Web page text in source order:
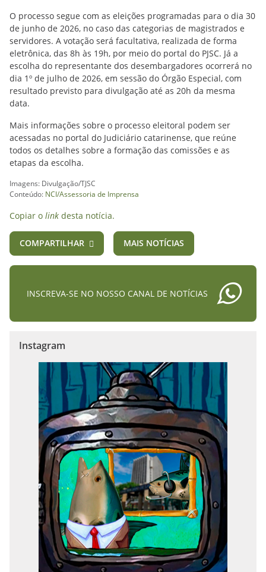
O processo segue com as eleições programadas para o dia 30
de junho de 2026, no caso das categorias de magistrados e
servidores. A votação será facultativa, realizada de forma
eletrônica, das 8h às 19h, por meio do portal do PJSC. Já a
escolha do representante dos desembargadores ocorrerá no
dia 1º de julho de 2026, em sessão do Órgão Especial, com
resultado previsto para divulgação até as 20h da mesma
data.
Mais informações sobre o processo eleitoral podem ser
acessadas no portal do Judiciário catarinense, que reúne
todos os detalhes sobre a formação das comissões e as
etapas da escolha.
Imagens: Divulgação/TJSC
Conteúdo: NCI/Assessoria de Imprensa
Copiar o link desta notícia.
COMPARTILHAR MAIS NOTÍCIAS
INSCREVA-SE NO NOSSO CANAL DE NOTÍCIAS
Instagram